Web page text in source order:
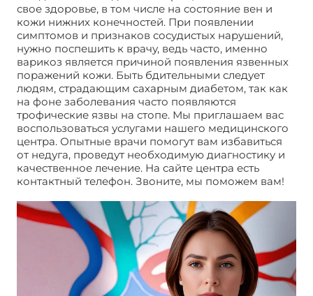
свое здоровье, в том числе на состояние вен и
кожи нижних конечностей. При появлении
симптомов и признаков сосудистых нарушений,
нужно поспешить к врачу, ведь часто, именно
варикоз является причиной появления язвенных
поражений кожи. Быть бдительными следует
людям, страдающим сахарным диабетом, так как
на фоне заболевания часто появляются
трофические язвы на стопе. Мы приглашаем вас
воспользоваться услугами нашего медицинского
центра. Опытные врачи помогут вам избавиться
от недуга, проведут необходимую диагностику и
качественное лечение. На сайте центра есть
контактный телефон. Звоните, мы поможем вам!